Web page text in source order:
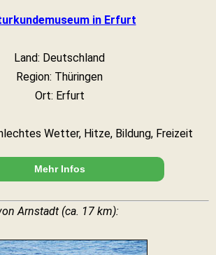
in Erfurt
Land: Deutschland
Region: Thüringen
Ort: Erfurt
Wetter, Hitze, Bildung, Freizeit
Mehr Infos
Arnstadt (ca. 17 km):